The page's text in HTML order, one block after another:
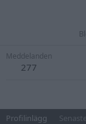
Meddelanden
277
Profilinlägg